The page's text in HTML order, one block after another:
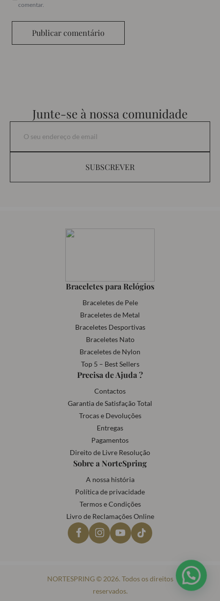
comentar.
Publicar comentário
Junte-se à nossa comunidade
SUBSCREVER
Braceletes para Relógios
Braceletes de Pele
Braceletes de Metal
Braceletes Desportivas
Braceletes Nato
Braceletes de Nylon
Top 5 – Best Sellers
Precisa de Ajuda ?
Contactos
Garantia de Satisfação Total
Trocas e Devoluções
Entregas
Pagamentos
Direito de Livre Resolução
Sobre a NorteSpring
A nossa história
Política de privacidade
Termos e Condições
Livro de Reclamações Online
NORTESPRING © 2026. Todos os direitos
reservados.